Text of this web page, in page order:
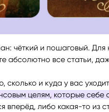
чёткий и пошаговый.
абсолютно все статьи,
сколько и куда у вас
целям, которые себе
вперёд, либо какая-то из